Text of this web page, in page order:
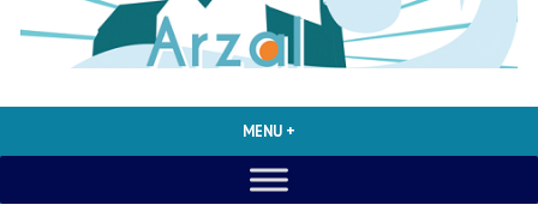
PAROISSE D'ARZAL
MENU +